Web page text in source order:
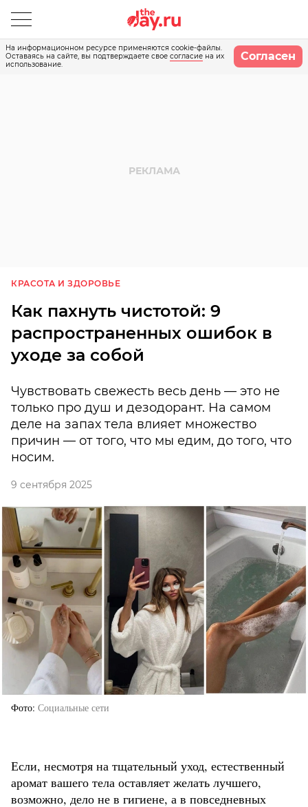
На информационном ресурсе применяются cookie-файлы.
Оставаясь на сайте, вы подтверждаете свое согласие на их
использование.
Согласен
КРАСОТА И ЗДОРОВЬЕ
Как пахнуть чистотой: 9
распространенных ошибок в
уходе за собой
Чувствовать свежесть весь день — это не
только про душ и дезодорант. На самом
деле на запах тела влияет множество
причин — от того, что мы едим, до того, что
носим.
9 сентября 2025
Фото Социальные сети
Если, несмотря на тщательный уход, естественный
аромат вашего тела оставляет желать лучшего,
возможно, дело не в гигиене, а в повседневных